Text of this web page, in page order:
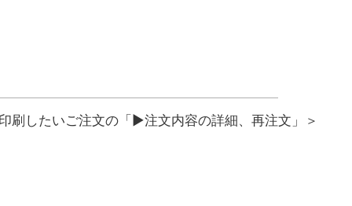
刷したいご注文の「▶注文内容の詳細、再注文」＞